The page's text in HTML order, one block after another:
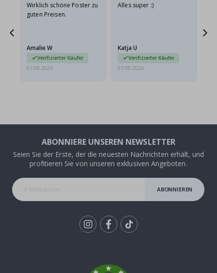
Wirklich schöne Poster zu
guten Preisen.
Amalie W
Verifizierter Käufer
07.08.2026
Alles super :)
Katja U
Verifizierter Käufer
07.08.2026
ABONNIERE UNSEREN NEWSLETTER
Seien Sie der Erste, der die neuesten Nachrichten erhält, und
profitieren Sie von unseren exklusiven Angeboten.
ABONNIEREN